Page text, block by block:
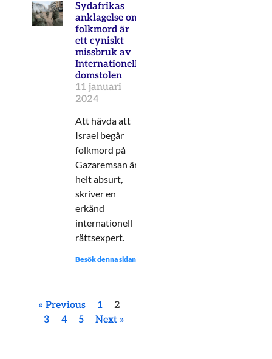
Sydafrikas
anklagelse om
folkmord är
ett cyniskt
missbruk av
Internationella
domstolen
11 januari
2024
Att hävda att
Israel begår
folkmord på
Gazaremsan är
helt absurt,
skriver en
erkänd
internationell
rättsexpert.
Besök denna sidan:
« Previous 1
2
3
4 5 Next »